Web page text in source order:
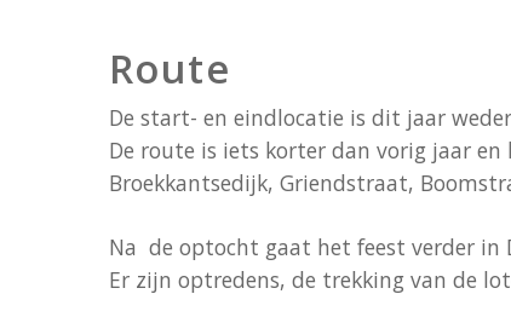
Route
De start- en eindlocatie is dit jaar
De route is iets korter dan vorig jaar
Broekkantsedijk, Griendstraat,
Na de optocht gaat het feest verder in
Er zijn optredens, de trekking van de